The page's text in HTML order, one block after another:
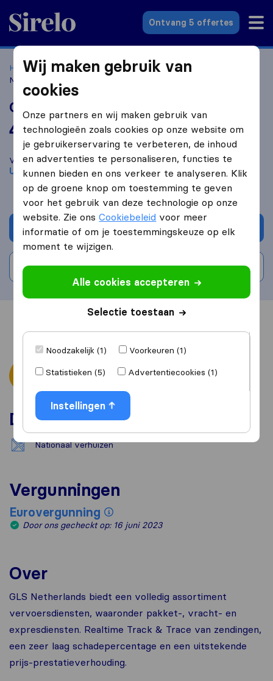
Sirelo.nl
Ontvang 5 offertes
Home Verhuisbedrijven Verhuisbedrijven Utrecht
Netherlands
GLS Netherlands
4,0 gebaseerd op 489
Sirelo en Google reviews
Vergelijk GLS Netherlands met andereverhuisbedrijven
Utrecht
Vraag offerte aan
Schrijf beoordeling
Diensten
Nationaal verhuizen
Vergunningen
Eurovergunning
Door ons gecheckt op: 16 juni 2023
Over
GLS Netherlands biedt een volledig assortiment
vervoersdiensten, waaronder pakket-, vracht- en
expresdiensten. Realtime Track & Trace van zendingen,
een zeer laag schadepercentage en een uitstekende
prijs-prestatieverhouding.
Wij maken gebruik van
cookies
Onze partners en wij maken gebruik van
technologieën zoals cookies op onze website om
je gebruikerservaring te verbeteren, de inhoud
en advertenties te personaliseren, functies te
kunnen bieden en ons verkeer te analyseren. Klik
op de groene knop om toestemming te geven
voor het gebruik van deze technologie op onze
website. Zie onsCookiebeleid voor meer
informatie of om je toestemmingskeuze op elk
moment te wijzigen.
Alle cookies accepteren
Selectie toestaan
Noodzakelijk (1)
Voorkeuren (1)
Statistieken (5)
Advertentiecookies (1)
Instellingen